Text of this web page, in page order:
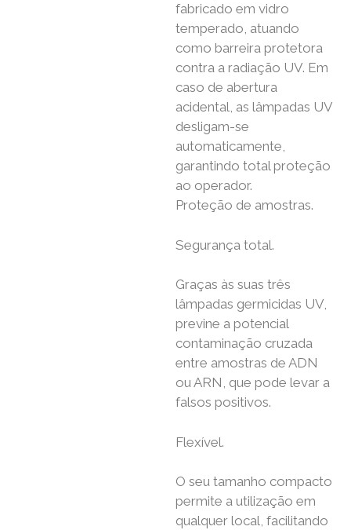
fabricado em vidro
temperado, atuando
como barreira protetora
contra a radiação UV. Em
caso de abertura
acidental, as lâmpadas UV
desligam-se
automaticamente,
garantindo total proteção
ao operador.
Proteção de amostras.
Segurança total.
Graças às suas três
lâmpadas germicidas UV,
previne a potencial
contaminação cruzada
entre amostras de ADN
ou ARN, que pode levar a
falsos positivos.
Flexível.
O seu tamanho compacto
permite a utilização em
qualquer local, facilitando